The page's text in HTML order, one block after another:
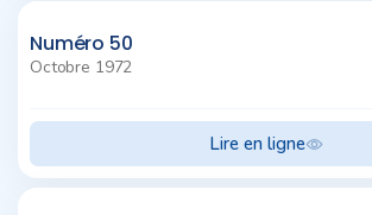
Numéro 50
Octobre 1972
Lire en ligne